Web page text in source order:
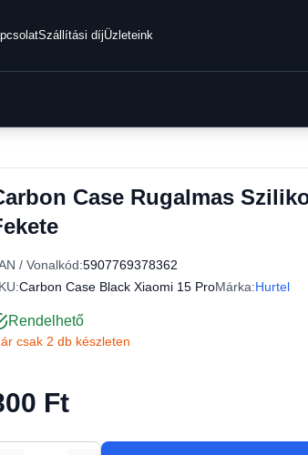
Szállítási díjÜzleteink
Case Rugalmas
/ Vonalkód:5907769378362
Carbon Case Black Xiaomi 15 ProMárka:Hurtel
Rendelhető
csak 2 db készleten
Ft